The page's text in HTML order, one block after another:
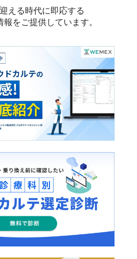
える時代に即応する
報をご提供しています。